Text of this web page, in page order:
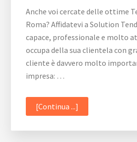
Anche voi cercate delle ottime
Roma? Affidatevi a Solution
capace, professionale e molto
occupa della sua clientela con
cliente è davvero molto
impresa: …
[Continua ...]
Da
Ufficio